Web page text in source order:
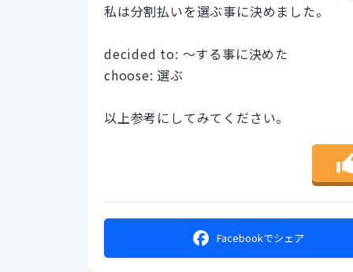
私は分割払いを選ぶ事に決めました。
decided to: 〜する事に決めた
choose: 選ぶ
以上参考にしてみてください。
Facebookでシェア